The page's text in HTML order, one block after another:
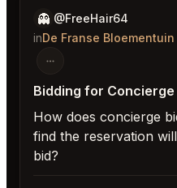
👻 @FreeHair64
inDe Franse Bloementuin
Bidding for
How does concierge
find the reservation
bid?